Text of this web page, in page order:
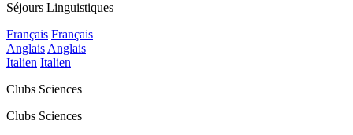
Séjours Linguistiques
Français Français
AnglaisAnglais
Italien Italien
Clubs Sciences
Clubs Sciences